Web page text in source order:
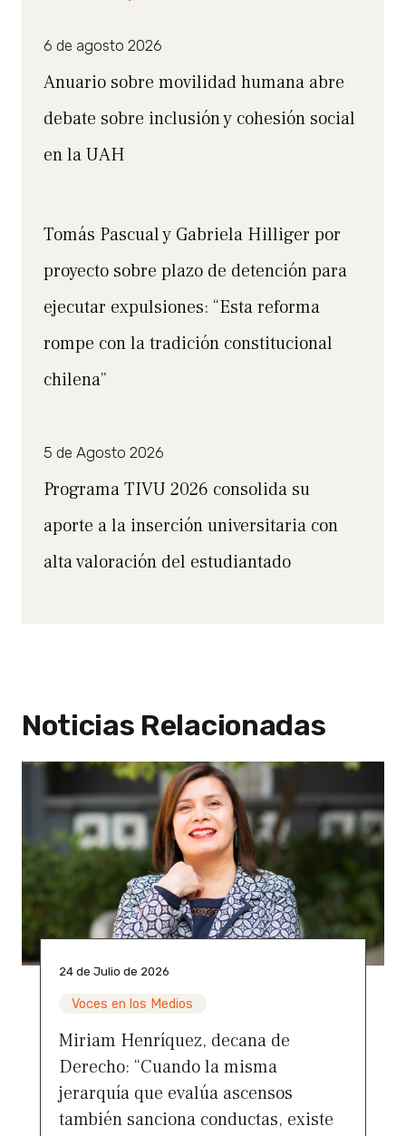
6 de agosto 2026
Anuario sobre movilidad humana abre
debate sobre inclusión y cohesión social
en la UAH
Tomás Pascual y Gabriela Hilliger por
proyecto sobre plazo de detención para
ejecutar expulsiones: “Esta reforma
rompe con la tradición constitucional
chilena”
5 de Agosto 2026
Programa TIVU 2026 consolida su
aporte a la inserción universitaria con
alta valoración del estudiantado
Noticias Relacionadas
24 de Julio de 2026
Voces en los Medios
Miriam Henríquez, decana de
Derecho: “Cuando la misma
jerarquía que evalúa ascensos
también sanciona conductas, existe